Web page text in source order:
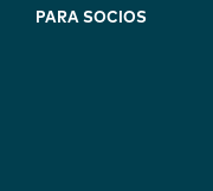
PARA SOCIOS